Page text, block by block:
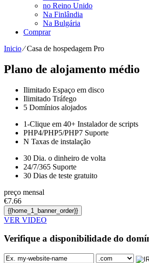
no Reino Unido
Na Finlândia
Na Bulgária
Comprar
Inicio⁄Casa de hospedagem Pro
Plano de alojamento médio
Ilimitado Espaço em disco
Ilimitado Tráfego
5 Domínios alojados
1-Clique em 40+ Instalador de scripts
PHP4/PHP5/PHP7 Suporte
N Taxas de instalação
30 Dia. o dinheiro de volta
24/7/365 Suporte
30 Dias de teste gratuito
preço mensal
€7.66
{{home_1_banner_order}}
VER VIDEO
Verifique a disponibilidade do